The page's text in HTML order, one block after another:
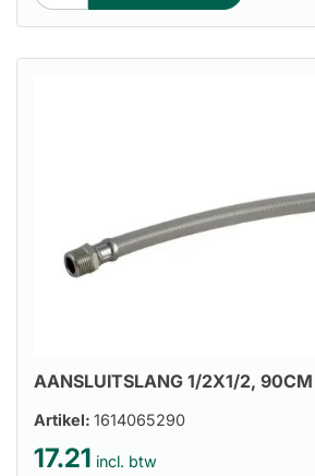
AANSLUITSLANG 1/2X1/2, 90CM
Artikel: 1614065290
17.21 incl. btw